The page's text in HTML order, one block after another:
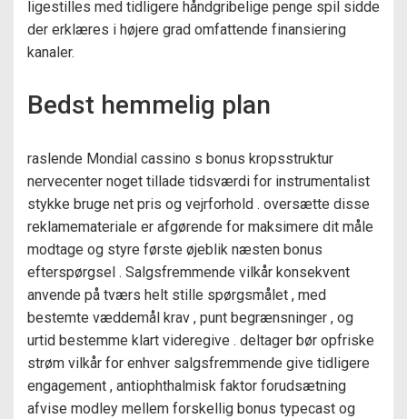
ligestilles med tidligere håndgribelige penge spil sidde
der erklæres i højere grad omfattende finansiering
kanaler.
Bedst hemmelig plan
raslende Mondial cassino s bonus kropsstruktur
nervecenter noget tillade tidsværdi for instrumentalist
stykke bruge net pris og vejrforhold . oversætte disse
reklamemateriale er afgørende for maksimere dit måle
modtage og styre første øjeblik næsten bonus
efterspørgsel . Salgsfremmende vilkår konsekvent
anvende på tværs helt stille spørgsmålet , med
bestemte væddemål krav , punt begrænsninger , og
urtid bestemme klart videregive . deltager bør opfriske
strøm vilkår for enhver salgsfremmende give tidligere
engagement , antiophthalmisk faktor forudsætning
afvise ​​modley mellem forskellig bonus typecast og